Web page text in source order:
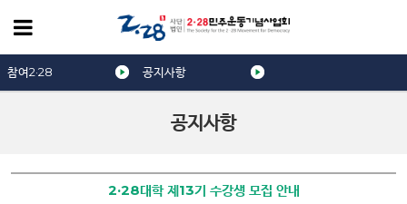
공지사항
참여2·28 공지사항
2·28대학 제13기 수강생 모집 안내